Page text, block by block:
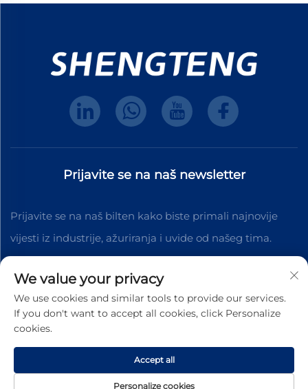
Prijavite se na naš newsletter
Prijavite se na naš bilten kako biste primali najnovije
vijesti iz industrije, ažuriranja i uvide od našeg tima.
Hardware Products Co., Ltd. Sva prava pridržana.
o privatnosti
We value your privacy
We use cookies and similar tools to provide our services.
If you don't want to accept all cookies, click Personalize
cookies.
Personalize cookies
Accept all